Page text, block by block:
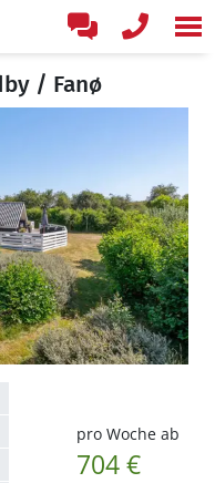
/ Fanø
pro Woche ab
704 €